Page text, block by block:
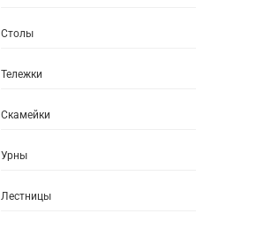
Столы
Тележки
Скамейки
Урны
Лестницы